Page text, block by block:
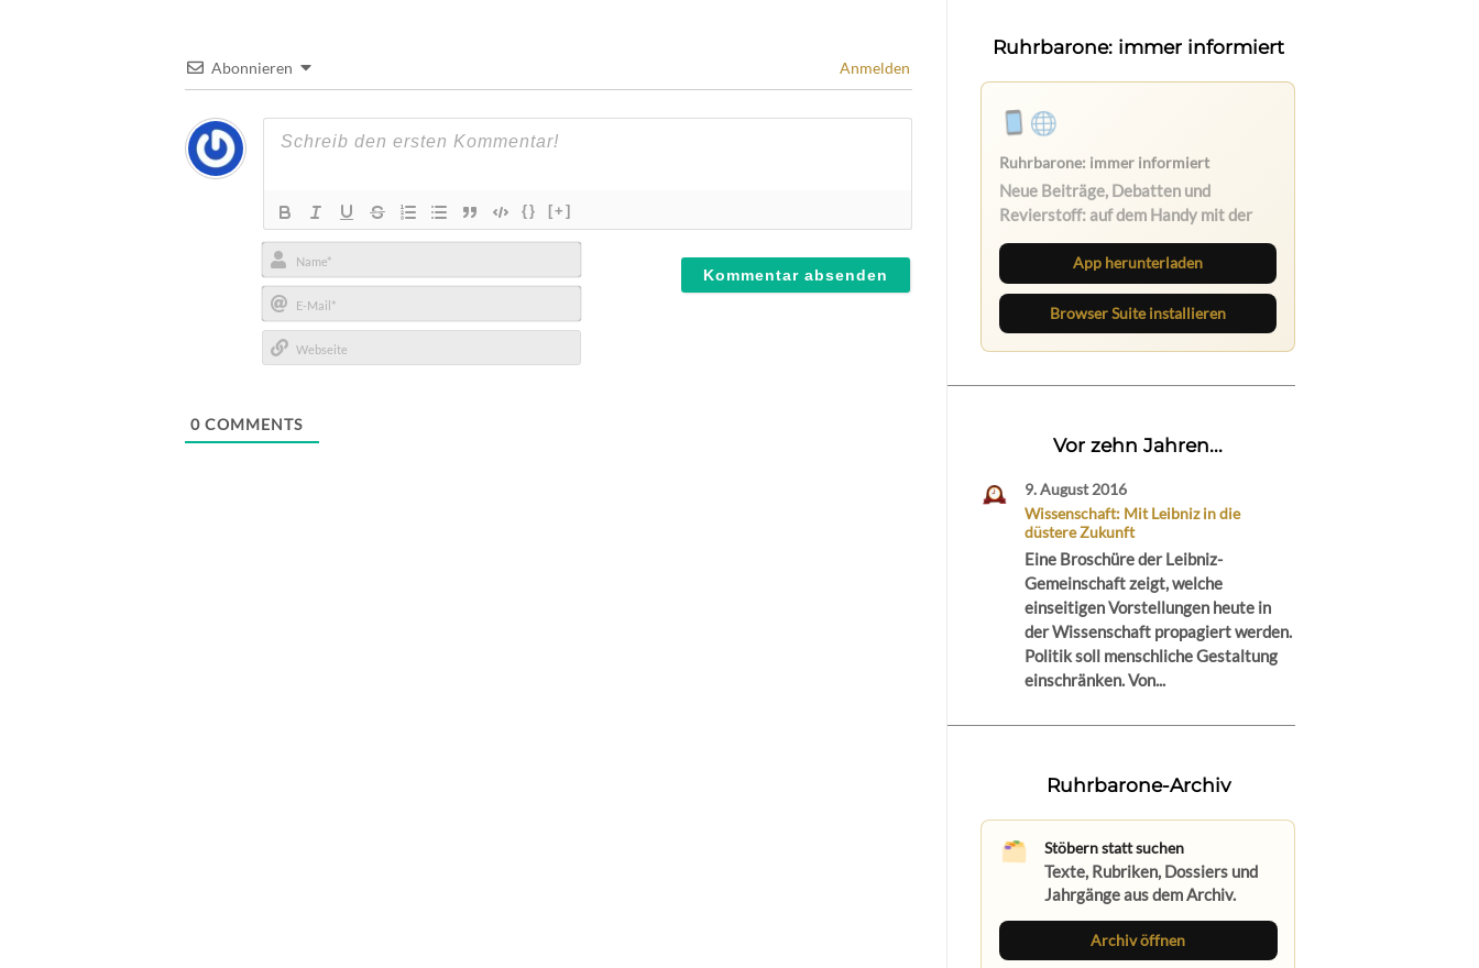
Abonnieren Anmelden
{} [+]
Name*
E-
Mail*
0 COMMENTS
Ruhrbarone: immer informiert
Ruhrbarone: immer informiert
Neue Beiträge, Debatten und
Revierstoff: auf dem Handy mit der
Suite.
App herunterladen
Browser Suite installieren
Vor zehn Jahren...
9. August 2016
Wissenschaft: Mit Leibniz in die
düstere Zukunft
Eine Broschüre der Leibniz-
Gemeinschaft zeigt, welche
einseitigen Vorstellungen heute in
der Wissenschaft propagiert werden.
Politik soll menschliche Gestaltung
einschränken. Von...
Ruhrbarone-Archiv
Stöbern statt suchen
Texte, Rubriken, Dossiers und
Jahrgänge aus dem Archiv.
Archiv öffnen